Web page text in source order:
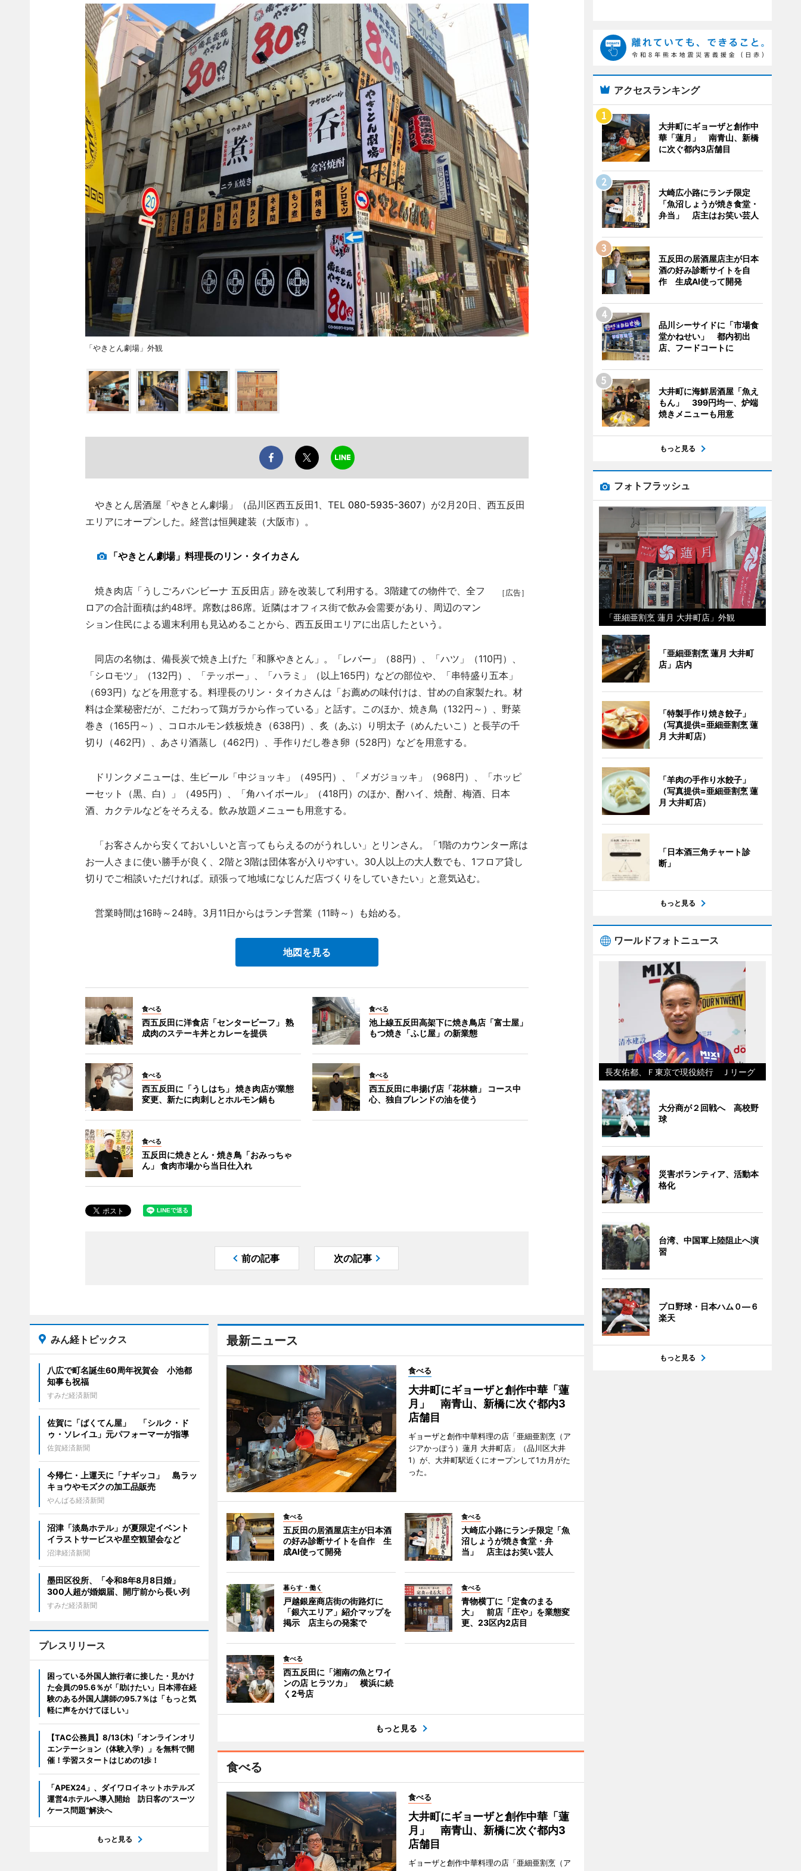
「やきとん劇場」外観
やきとん居酒屋「やきとん劇場」（品川区西五反田1、TEL 080-5935-3607）が2月20日、西五反田
エリアにオープンした。経営は恒興建装（大阪市）。
「やきとん劇場」料理長のリン・タイカさん
［広告］
焼き肉店「うしごろバンビーナ 五反田店」跡を改装して利用する。3階建ての物件で、全フ
ロアの合計面積は約48坪。席数は86席。近隣はオフィス街で飲み会需要があり、周辺のマン
ション住民による週末利用も見込めることから、西五反田エリアに出店したという。
同店の名物は、備長炭で焼き上げた「和豚やきとん」。「レバー」（88円）、「ハツ」（110円）、
「シロモツ」（132円）、「テッポー」、「ハラミ」（以上165円）などの部位や、「串特盛り五本」
（693円）などを用意する。料理長のリン・タイカさんは「お薦めの味付けは、甘めの自家製たれ。材
料は企業秘密だが、こだわって鶏ガラから作っている」と話す。このほか、焼き鳥（132円～）、野菜
巻き（165円～）、コロホルモン鉄板焼き（638円）、炙（あぶ）り明太子（めんたいこ）と長芋の千
切り（462円）、あさり酒蒸し（462円）、手作りだし巻き卵（528円）などを用意する。
ドリンクメニューは、生ビール「中ジョッキ」（495円）、「メガジョッキ」（968円）、「ホッピ
ーセット（黒、白）」（495円）、「角ハイボール」（418円）のほか、酎ハイ、焼酎、梅酒、日本
酒、カクテルなどをそろえる。飲み放題メニューも用意する。
「お客さんから安くておいしいと言ってもらえるのがうれしい」とリンさん。「1階のカウンター席は
お一人さまに使い勝手が良く、2階と3階は団体客が入りやすい。30人以上の大人数でも、1フロア貸し
切りでご相談いただければ。頑張って地域になじんだ店づくりをしていきたい」と意気込む。
営業時間は16時～24時。3月11日からはランチ営業（11時～）も始める。
地図を見る
食べる
西五反田に洋食店「センタービーフ」 熟
成肉のステーキ丼とカレーを提供
食べる
池上線五反田高架下に焼き鳥店「富士屋」
もつ焼き「ふじ屋」の新業態
食べる
西五反田に「うしはち」 焼き肉店が業態
変更、新たに肉刺しとホルモン鍋も
食べる
西五反田に串揚げ店「花林糖」 コース中
心、独自ブレンドの油を使う
食べる
五反田に焼きとん・焼き鳥「おみっちゃ
ん」 食肉市場から当日仕入れ
前の記事 次の記事
最新ニュース
食べる
大井町にギョーザと創作中華「蓮
月」 南青山、新橋に次ぐ都内3
店舗目
ギョーザと創作中華料理の店「亜細亜割烹（ア
ジアかっぽう）蓮月 大井町店」（品川区大井
1）が、大井町駅近くにオープンして1カ月がた
った。
食べる
五反田の居酒屋店主が日本酒
の好み診断サイトを自作 生
成AI使って開発
食べる
大崎広小路にランチ限定「魚
沼しょうが焼き食堂・弁
当」 店主はお笑い芸人
暮らす・働く
戸越銀座商店街の街路灯に
「銀六エリア」紹介マップを
掲示 店主らの発案で
食べる
青物横丁に「定食のまる
大」 前店「庄や」を業態変
更、23区内2店目
食べる
西五反田に「湘南の魚とワイ
ンの店 ヒラツカ」 横浜に続
く2号店
もっと見る
食べる
食べる
大井町にギョーザと創作中華「蓮
月」 南青山、新橋に次ぐ都内3
店舗目
ギョーザと創作中華料理の店「亜細亜割烹（ア
みん経トピックス
八広で町名誕生60周年祝賀会 小池都
知事も祝福
すみだ経済新聞
佐賀に「ばくてん屋」 「シルク・ド
ゥ・ソレイユ」元パフォーマーが指導
佐賀経済新聞
今帰仁・上運天に「ナギッコ」 島ラッ
キョウやモズクの加工品販売
やんばる経済新聞
沼津「淡島ホテル」が夏限定イベント
イラストサービスや星空観望会など
沼津経済新聞
墨田区役所、「令和8年8月8日婚」
300人超が婚姻届、開庁前から長い列
すみだ経済新聞
プレスリリース
困っている外国人旅行者に接した・見かけ
た会員の95.6％が「助けたい」日本滞在経
験のある外国人講師の95.7％は「もっと気
軽に声をかけてほしい」
【TAC公務員】8/13(木)「オンラインオリ
エンテーション（体験入学）」を無料で開
催！学習スタートはじめの1歩！
「APEX24」、ダイワロイネットホテルズ
運営4ホテルへ導入開始 訪日客の“スーツ
ケース問題”解決へ
もっと見る
アクセスランキング
大井町にギョーザと創作中
華「蓮月」 南青山、新橋
に次ぐ都内3店舗目
大崎広小路にランチ限定
「魚沼しょうが焼き食堂・
弁当」 店主はお笑い芸人
五反田の居酒屋店主が日本
酒の好み診断サイトを自
作 生成AI使って開発
品川シーサイドに「市場食
堂かねせい」 都内初出
店、フードコートに
大井町に海鮮居酒屋「魚え
もん」 399円均一、炉端
焼きメニューも用意
もっと見る
フォトフラッシュ
「亜細亜割烹 蓮月 大井町店」外観
「亜細亜割烹 蓮月 大井町
店」店内
「特製手作り焼き餃子」
（写真提供=亜細亜割烹 蓮
月 大井町店）
「羊肉の手作り水餃子」
（写真提供=亜細亜割烹 蓮
月 大井町店）
「日本酒三角チャート診
断」
もっと見る
ワールドフォトニュース
長友佑都、Ｆ東京で現役続行 Ｊリーグ
大分商が２回戦へ 高校野
球
災害ボランティア、活動本
格化
台湾、中国軍上陸阻止へ演
習
プロ野球・日本ハム０―６
楽天
もっと見る